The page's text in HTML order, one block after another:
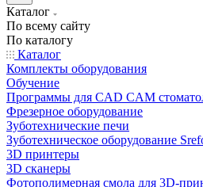
Каталог
По всему сайту
По каталогу
Каталог
Комплекты оборудования
Обучение
Программы для CAD CAM
Фрезерное оборудование
Зуботехнические печи
Зуботехническое оборудование
3D принтеры
3D сканеры
Фотополимерная смола для 3D-